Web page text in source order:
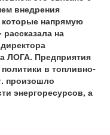
внедрения
напрямую
на
ЛОГА. Предприятия
в топливно-
произошло
энергоресурсов, а